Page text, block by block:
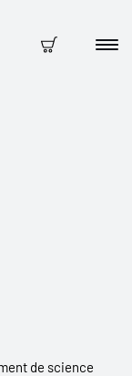
Panier
de science